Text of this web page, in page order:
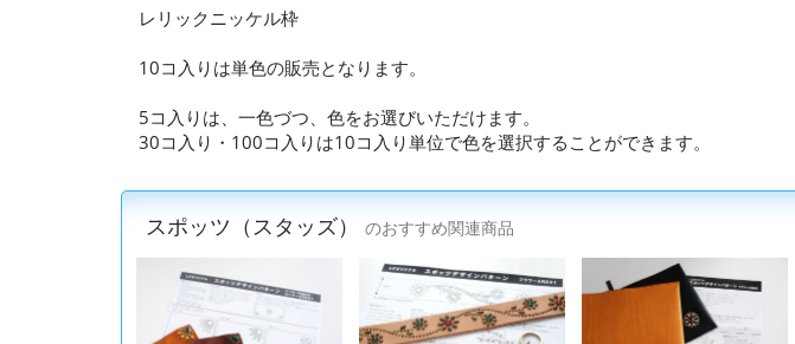
レリックニッケル枠
10コ入りは単色の販売となります。
5コ入りは、一色づつ、色をお選びいただけます。
30コ入り・100コ入りは10コ入り単位で色を選択することができます。
スポッツ（スタッズ） のおすすめ関連商品